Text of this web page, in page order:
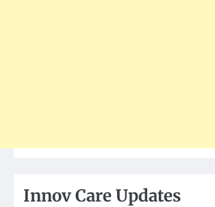
Innov Care Updates